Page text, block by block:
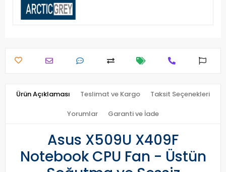
Ürün Açıklaması Teslimat ve Kargo Taksit Seçenekleri
Yorumlar Garanti ve İade
Asus X509U X409F
Notebook CPU Fan - Üstün